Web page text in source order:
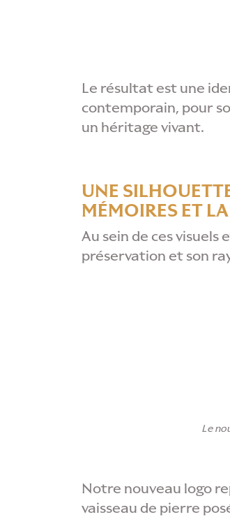
Le résultat est une
contemporain, pour
un héritage vivant.
UNE
MÉMOIRES ET
Au sein de ces
préservation et son
Le
Notre nouveau logo
vaisseau de pierre